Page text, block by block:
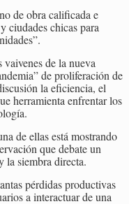
de obra calificada e
ciudades chicas para
de la nueva
de proliferación de
la eficiencia, el
herramienta enfrentar los
de ellas está mostrando
que debate un
la siembra directa.
pérdidas productivas
a interactuar de una